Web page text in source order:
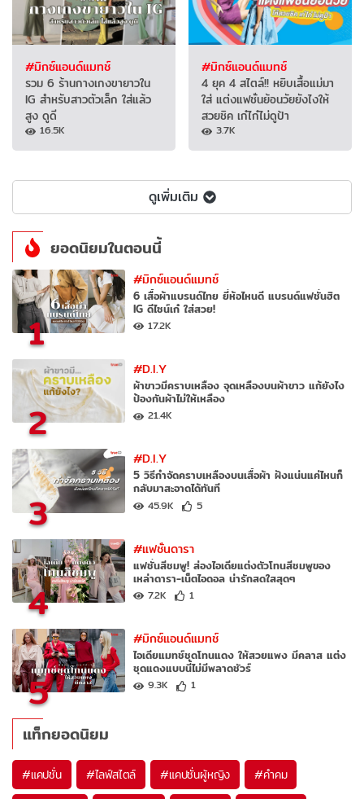
#มิกซ์แอนด์แมทช์
รวม 6 ร้านกางเกงขายาวใน
IG สำหรับสาวตัวเล็ก ใส่แล้ว
สูง ดูดี
16.5K
#มิกซ์แอนด์แมทช์
4 ยุค 4 สไตล์!! หยิบเสื้อแม่มา
ใส่ แต่งแฟชั่นย้อนวัยยังไงให้
สวยชิค เก๋ไก๋ไม่ดูป้า
3.7K
ดูเพิ่มเติม
ยอดนิยมในตอนนี้
1
#มิกซ์แอนด์แมทช์
6 เสื้อผ้าแบรนด์ไทย ยี่ห้อไหนดี แบรนด์แฟชั่นฮิต
IG ดีไซน์เก๋ ใส่สวย!
17.2K
2
#D.I.Y
ผ้าขาวมีคราบเหลือง จุดเหลืองบนผ้าขาว แก้ยังไง
ป้องกันผ้าไม่ให้เหลือง
21.4K
3
#D.I.Y
5 วิธีกำจัดคราบเหลืองบนเสื้อผ้า ฝังแน่นแค่ไหนก็
กลับมาสะอาดได้ทันที
45.9K 5
4
#แฟชั่นดารา
แฟชั่นสีชมพู! ส่องไอเดียแต่งตัวโทนสีชมพูของ
เหล่าดารา-เน็ตไอดอล น่ารักสดใสสุดๆ
7.2K 1
5
#มิกซ์แอนด์แมทช์
ไอเดียแมทช์ชุดโทนแดง ให้สวยแพง มีคลาส แต่ง
ชุดแดงแบบนี้ไม่มีพลาดชัวร์
9.3K 1
แท็กยอดนิยม
#แคปชั่น #ไลฟ์สไตล์ #แคปชั่นผู้หญิง #คำคม